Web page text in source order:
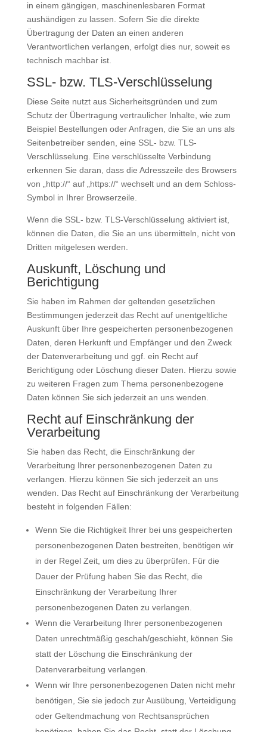
in einem gängigen, maschinenlesbaren Format
aushändigen zu lassen. Sofern Sie die direkte
Übertragung der Daten an einen anderen
Verantwortlichen verlangen, erfolgt dies nur, soweit es
technisch machbar ist.
SSL- bzw. TLS-Verschlüsselung
Diese Seite nutzt aus Sicherheitsgründen und zum
Schutz der Übertragung vertraulicher Inhalte, wie zum
Beispiel Bestellungen oder Anfragen, die Sie an uns als
Seitenbetreiber senden, eine SSL- bzw. TLS-
Verschlüsselung. Eine verschlüsselte Verbindung
erkennen Sie daran, dass die Adresszeile des Browsers
von „http://“ auf „https://“ wechselt und an dem Schloss-
Symbol in Ihrer Browserzeile.
Wenn die SSL- bzw. TLS-Verschlüsselung aktiviert ist,
können die Daten, die Sie an uns übermitteln, nicht von
Dritten mitgelesen werden.
Auskunft, Löschung und
Berichtigung
Sie haben im Rahmen der geltenden gesetzlichen
Bestimmungen jederzeit das Recht auf unentgeltliche
Auskunft über Ihre gespeicherten personenbezogenen
Daten, deren Herkunft und Empfänger und den Zweck
der Datenverarbeitung und ggf. ein Recht auf
Berichtigung oder Löschung dieser Daten. Hierzu sowie
zu weiteren Fragen zum Thema personenbezogene
Daten können Sie sich jederzeit an uns wenden.
Recht auf Einschränkung der
Verarbeitung
Sie haben das Recht, die Einschränkung der
Verarbeitung Ihrer personenbezogenen Daten zu
verlangen. Hierzu können Sie sich jederzeit an uns
wenden. Das Recht auf Einschränkung der Verarbeitung
besteht in folgenden Fällen:
Wenn Sie die Richtigkeit Ihrer bei uns gespeicherten
personenbezogenen Daten bestreiten, benötigen wir
in der Regel Zeit, um dies zu überprüfen. Für die
Dauer der Prüfung haben Sie das Recht, die
Einschränkung der Verarbeitung Ihrer
personenbezogenen Daten zu verlangen.
Wenn die Verarbeitung Ihrer personenbezogenen
Daten unrechtmäßig geschah/geschieht, können Sie
statt der Löschung die Einschränkung der
Datenverarbeitung verlangen.
Wenn wir Ihre personenbezogenen Daten nicht mehr
benötigen, Sie sie jedoch zur Ausübung, Verteidigung
oder Geltendmachung von Rechtsansprüchen